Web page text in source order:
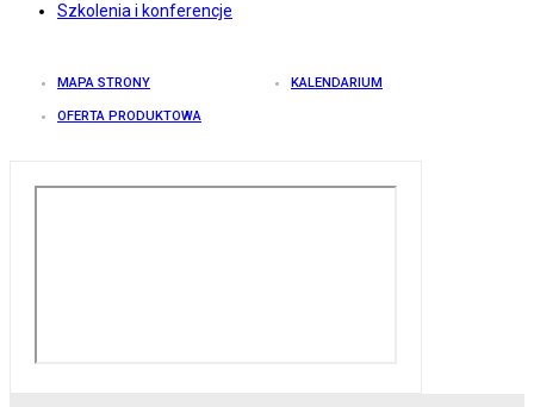
Szkolenia i konferencje
MAPA STRONY KALENDARIUM
OFERTA PRODUKTOWA